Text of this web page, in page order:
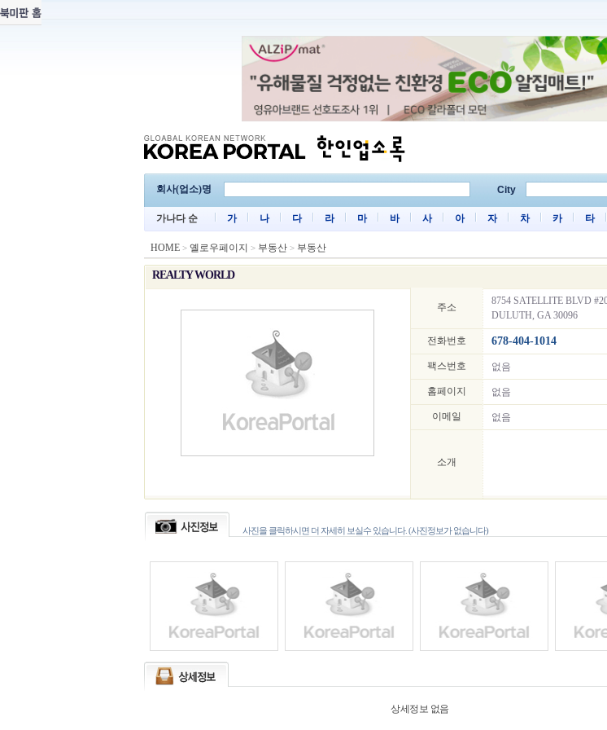
회사(업소)명 City
가나다 순 가 나 다 라 마 바 사 아 자 차 카 타
HOME > 옐로우페이지 > 부동산 > 부동산
REALTY WORLD
주소
8754 SATELLITE BLVD
DULUTH, GA 30096
전화번호 678-404-1014
팩스번호 없음
홈페이지 없음
이메일 없음
소개
사진을 클릭하시면 더 자세히 보실수 있습니다. (사진정보가 없습니다)
상세정보 없음